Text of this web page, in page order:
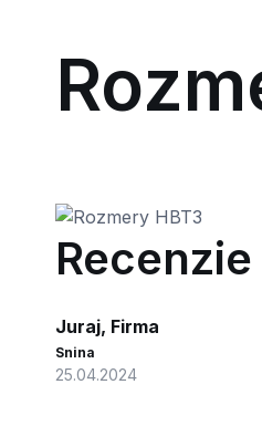
Recenzie
Juraj, Firma
Snina
25.04.2024